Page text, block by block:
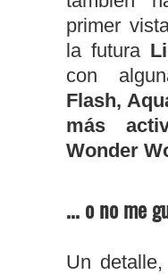
primer
la futura
con
Flash,
más
Wonder
... o no me
Un